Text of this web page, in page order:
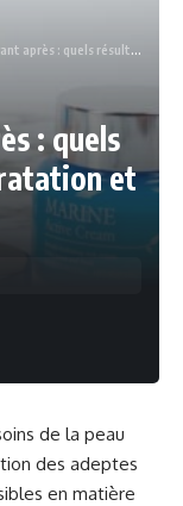
réels sur l’hydratation et les rides ?
: quels
et
de la peau
des adeptes
en matière